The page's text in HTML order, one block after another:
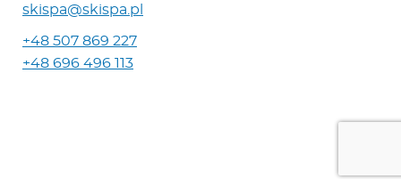
skispa@skispa.pl
+48 507 869 227
+48 696 496 113